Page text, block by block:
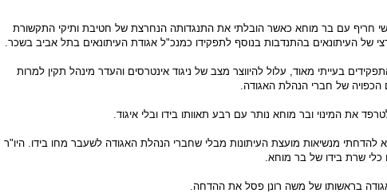
חריף עם בר מוחא כאשר הובלתי את התנגדותה הנחרצת של חטיבת ותיקי התקשורת
של העיתונאים בהתנדבות בנוסף לתפקידו כמנכ"ל אגודת העיתונאים בתל אביב בשכר.
בעייתי מאוד, עלול להיווצר מצב של ניגוד אינטרסים והעדר מינהל תקין למרות
הכפויה של חברי הנהלת האגודה.
את המינוי ובר מוחא נותר עם רבע תאוותו בידו ובלי איגוד.
מנשיאות מועצת העיתונות מבלי שחברי הנהלת האגודה לשעבר מחו בידו. היו"ר
כלי שרת בידו של בר מוחא.
בראשותו של משה רונן פסל את ההדחה.